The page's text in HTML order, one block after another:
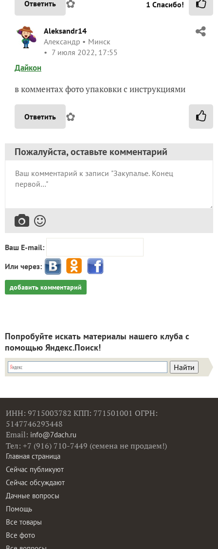
Ответить ✿ 1 Спасибо!
Aleksandr14
Александр
Минск
7 июля 2022, 17:55
Дайкон
в комментах фото упаковки с инструкциями
Ответить ✿
Пожалуйста, оставьте комментарий
Ваш E-mail:
Или через:
добавить комментарий
Попробуйте искать материалы нашего клуба с
помощью Яндекс.Поиск!
ИНН: 9715003782 КПП: 771501001 ОГРН:
5147746293448
Email: info@7dach.ru
Тел: +7 (916) 710-7449 (семена не продаем!)
Главная страница
Сейчас публикуют
Сейчас обсуждают
Дачные вопросы
Помощь
Все товары
Все фото